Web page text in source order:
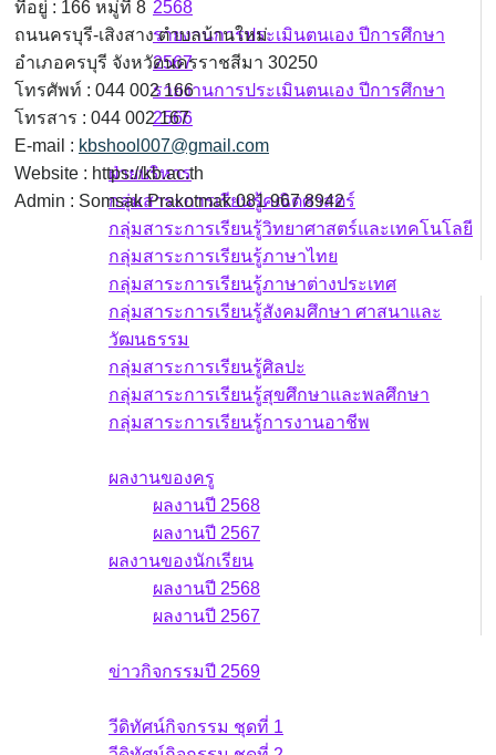
2568
รายงานการประเมินตนเอง ปีการศึกษา
2567
รายงานการประเมินตนเอง ปีการศึกษา
2566
บุคลากร
ฝ่ายบริหาร
กลุ่มสาระการเรียนรู้คณิตศาสตร์
กลุ่มสาระการเรียนรู้วิทยาศาสตร์และเทคโนโลยี
กลุ่มสาระการเรียนรู้ภาษาไทย
กลุ่มสาระการเรียนรู้ภาษาต่างประเทศ
กลุ่มสาระการเรียนรู้สังคมศึกษา ศาสนาและ
วัฒนธรรม
กลุ่มสาระการเรียนรู้ศิลปะ
กลุ่มสาระการเรียนรู้สุขศึกษาและพลศึกษา
กลุ่มสาระการเรียนรู้การงานอาชีพ
ผลงานของครู
ผลงานปี 2568
ผลงานปี 2567
ผลงานของนักเรียน
ผลงานปี 2568
ผลงานปี 2567
ข่าวกิจกรรมปี 2569
วีดิทัศน์กิจกรรม ชุดที่ 1
ที่อยู่ : 166 หมู่ที่ 8
ถนนครบุรี-เสิงสาง ตำบลบ้านใหม่
อำเภอครบุรี จังหวัดนครราชสีมา 30250
โทรศัพท์ : 044 002 166
โทรสาร : 044 002 167
E-mail : kbshool007@gmail.com
Website : https://kb.ac.th
Admin : Somsak Prakotmak 081 967 8942